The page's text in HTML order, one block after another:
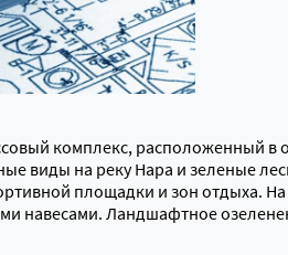
комплекс, расположенный в
виды на реку Нара и зеленые
площадки и зон отдыха.
навесами. Ландшафтное